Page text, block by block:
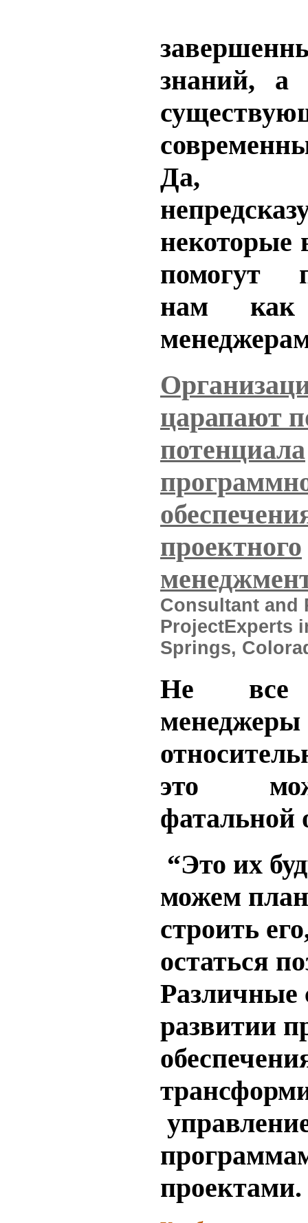
знаний, а
Да,
некоторые
помогут
нам как
царапают
потенциала
проектного
Сonsultant and
ProjectExperts
Springs,
Не
все
менеджеры
это
фатальной
“Это их
можем
строить
остаться
Различные
развитии
проектами.